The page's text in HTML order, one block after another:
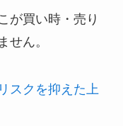
が買い時・売り
せん。
スクを抑えた上